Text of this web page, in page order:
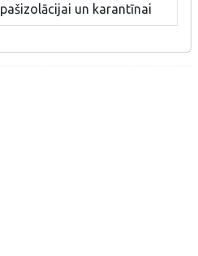
pašizolācijai un karantīnai